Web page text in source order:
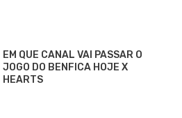
EM QUE CANAL VAI PASSAR O
JOGO DO BENFICA HOJE X
HEARTS